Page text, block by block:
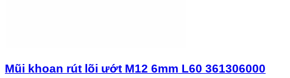
Mũi khoan rút lõi ướt M12 6mm L60 361306000